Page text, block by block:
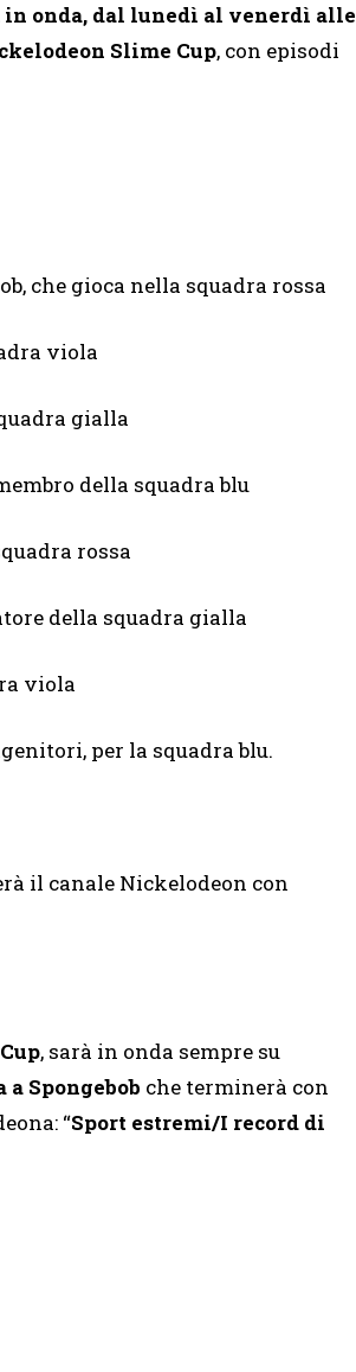
in onda, dal lunedì al venerdì alle
Slime Cup, con episodi
che gioca nella squadra rossa
viola
gialla
della squadra blu
rossa
della squadra gialla
viola
per la squadra blu.
il canale Nickelodeon con
, sarà in onda sempre su
Spongebob che terminerà con
“Sport estremi/I record di